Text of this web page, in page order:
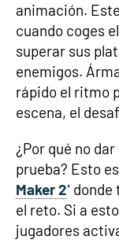
animación.
cuando coges
superar sus
enemigos.
rápido el ritmo
escena, el
¿Por qué no
prueba? Esto
Maker 2’
el reto. Si a
jugadores